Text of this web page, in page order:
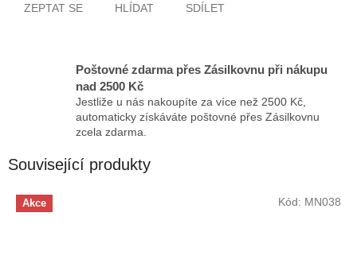
ZEPTAT SE HLÍDAT SDÍLET
Poštovné zdarma přes Zásilkovnu při nákupu
nad 2500 Kč
Jestliže u nás nakoupíte za více než 2500 Kč,
automaticky získáváte poštovné přes Zásilkovnu
zcela zdarma.
Související produkty
Akce Kód: MN038